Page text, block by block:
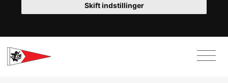
Skift indstillinger